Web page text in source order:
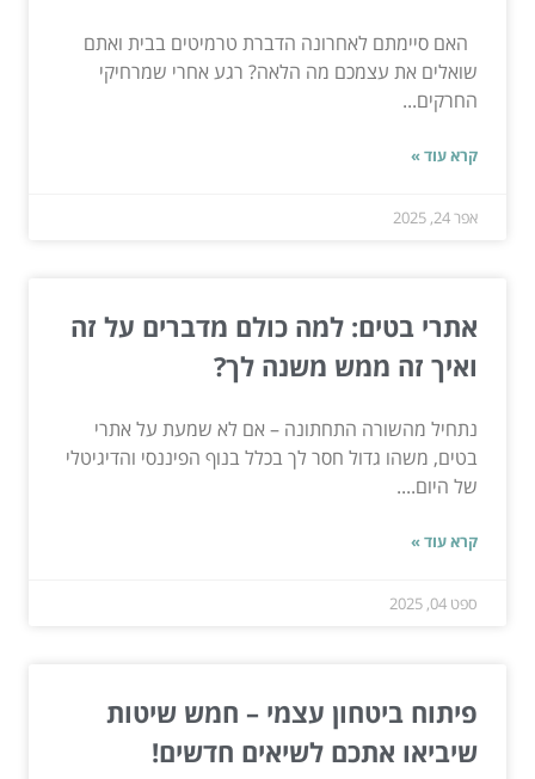
האם סיימתם לאחרונה הדברת טרמיטים בבית ואתם
שואלים את עצמכם מה הלאה? רגע אחרי שמרחיקי
החרקים...
קרא עוד »
אפר 24, 2025
אתרי בטים: למה כולם מדברים על זה
ואיך זה ממש משנה לך?
נתחיל מהשורה התחתונה – אם לא שמעת על אתרי
בטים, משהו גדול חסר לך בכלל בנוף הפיננסי והדיגיטלי
של היום....
קרא עוד »
ספט 04, 2025
פיתוח ביטחון עצמי – חמש שיטות
שיביאו אתכם לשיאים חדשים!